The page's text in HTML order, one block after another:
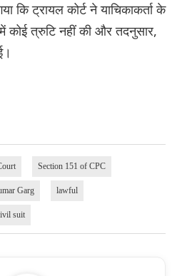
कि ट्रायल कोर्ट ने याचिकाकर्ता के
त्रुटि नहीं की और तदनुसार,
Section 151 of CPC
Garg lawful
suit